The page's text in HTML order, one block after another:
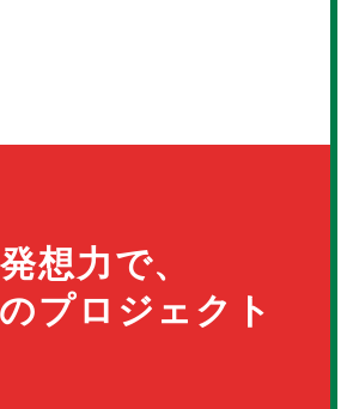
想力で、
プロジェクト